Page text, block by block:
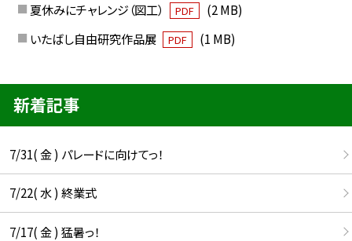
夏休みにチャレンジ（図工）
PDF
(2 MB)
いたばし自由研究作品展
PDF (1 MB)
新着記事
7/31( 金 ) パレードに向けてっ！
7/22( 水 ) 終業式
7/17( 金 ) 猛暑っ！